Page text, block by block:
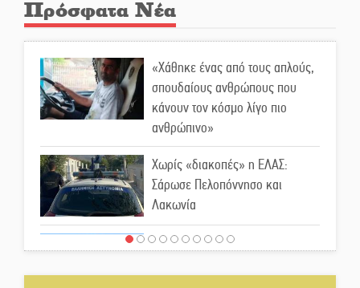
Πρόσφατα Νέα
«Χάθηκε ένας από τους απλούς,
σπουδαίους ανθρώπους που
κάνουν τον κόσμο λίγο πιο
ανθρώπινο»
Χωρίς «διακοπές» η ΕΛΑΣ:
Σάρωσε Πελοπόννησο και
Λακωνία
«Έφυγε» ένας γνήσιος Δάσκαλος